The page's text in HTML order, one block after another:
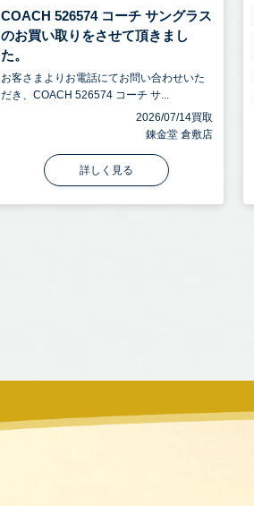
COACH 526574 コーチ サングラス
のお買い取りをさせて頂きまし
た。
お客さまよりお電話にてお問い合わせいた
だき、COACH 526574 コーチ サ...
2026/07/14買取
錬金堂 倉敷店
詳しく見る